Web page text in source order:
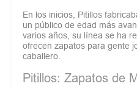
En los inicios, Pitillos
un público de edad más
varios años, su línea se ha
ofrecen zapatos para gente
caballero.
Pitillos: Zapatos de